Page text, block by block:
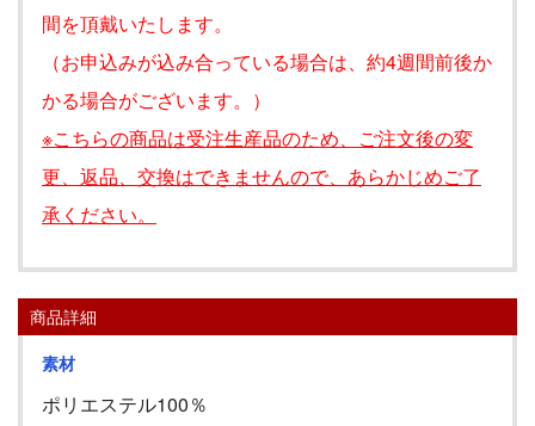
間を頂戴いたします。
（お申込みが込み合っている場合は、約4週間前後か
かる場合がございます。）
※こちらの商品は受注生産品のため、ご注文後の変
更、返品、交換はできませんので、あらかじめご了
承ください。
商品詳細
素材
ポリエステル100％